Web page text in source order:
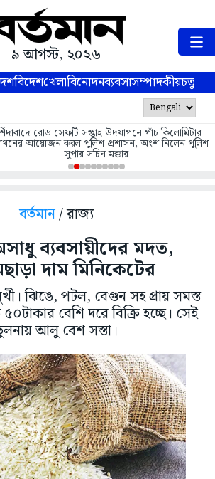
৯ আগস্ট, ২০২৬
বিদেশখেলাবিনোদনব্যবসাসম্পাদকীয়
রোড সেফটি সপ্তাহ উদযাপনে পাঁচ কিলোমিটার
আয়োজন করল পুলিশ প্রশাসন, অংশ নিলেন পুলিশ
সুপার সচিন মক্কার
বর্তমান/ রাজ্য
ব্যবসায়ীদের মদত,
দাম মিনিকেটের
ঝিঙে, পটল, বেগুন সহ প্রায় সমস্ত
বেশি দরে বিক্রি হচ্ছে। সেই
আলু বেশ সস্তা।